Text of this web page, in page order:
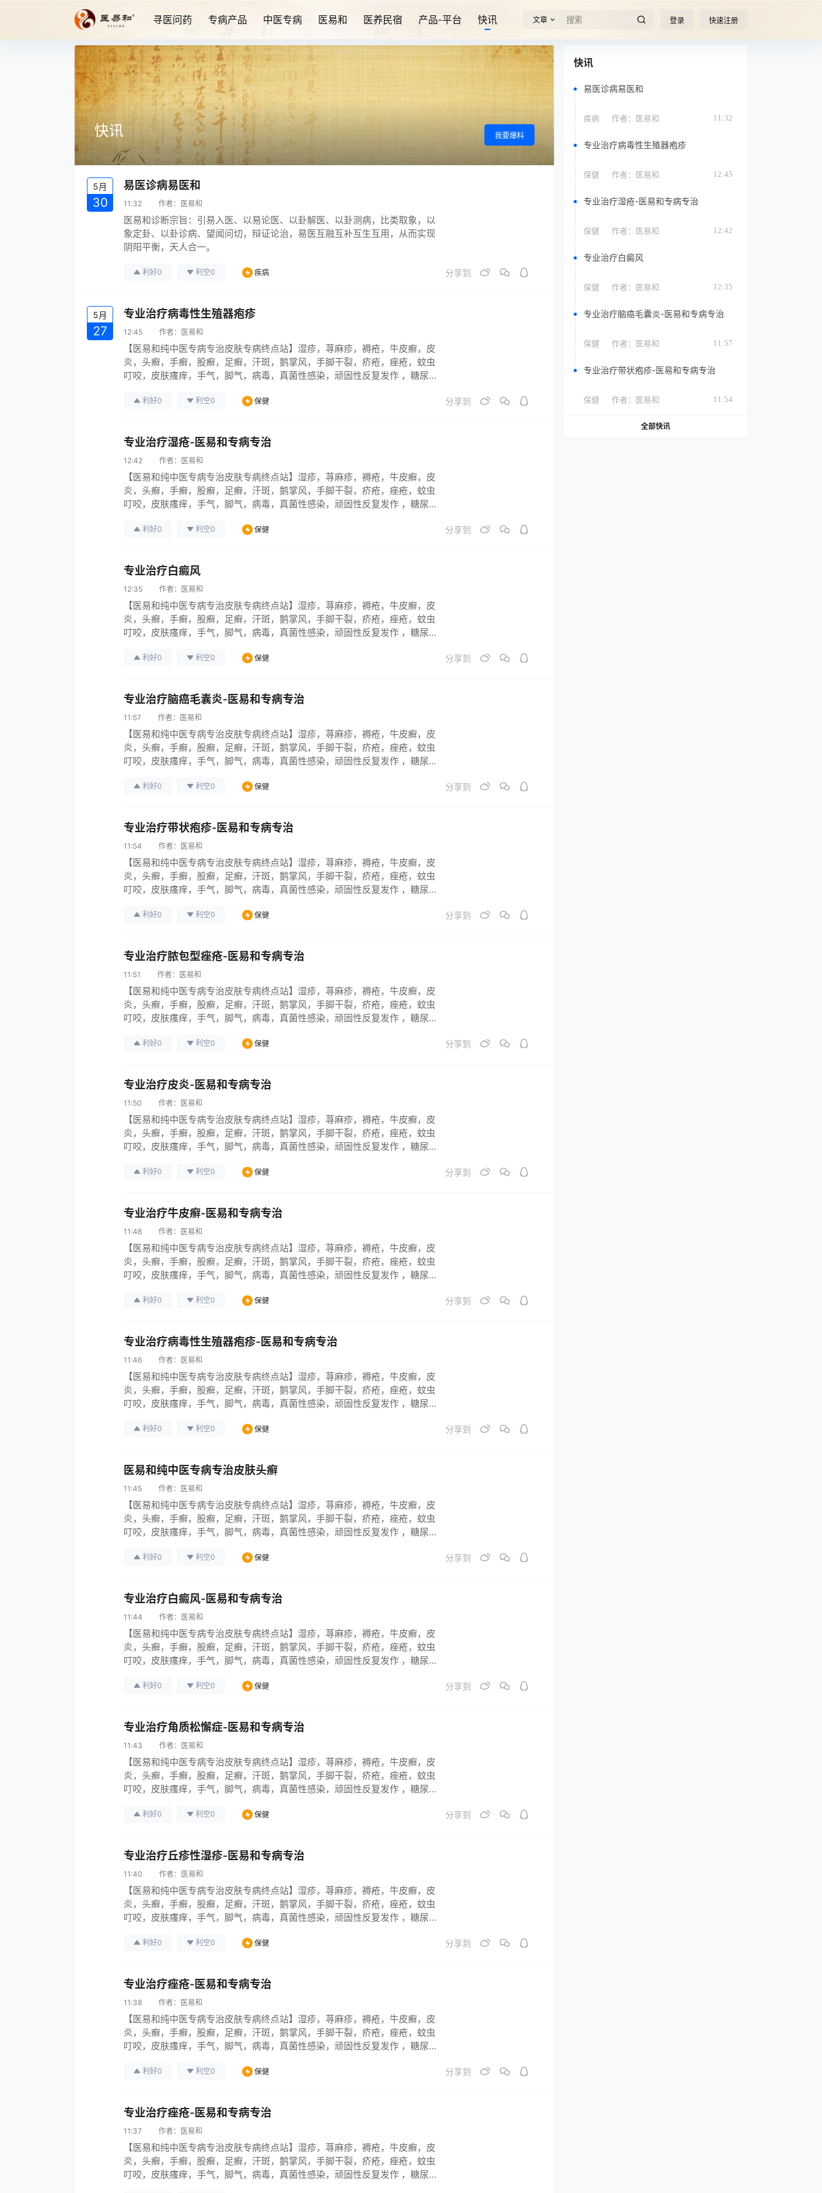
寻医问药 专病产品 中医专病 医易和 医养民宿 产品-平台 快讯 文章 登录 快速注册
快讯 我要爆料
5月
30
易医诊病易医和
11:32 作者： 医易和
医易和诊断宗旨：引易入医、以易论医、以卦解医、以卦测病，比类取象，以
象定卦、以卦诊病、望闻问切，辩证论治，易医互融互补互生互用，从而实现
阴阳平衡，天人合一。
利好0 利空0 疾病 分享到
5月
27
专业治疗病毒性生殖器疱疹
12:45 作者： 医易和
【医易和纯中医专病专治皮肤专病终点站】湿疹，荨麻疹，褥疮，牛皮癣，皮
炎，头癣，手癣，股癣，足癣，汗斑，鹅掌风，手脚干裂，疥疮，痤疮，蚊虫
叮咬，皮肤瘙痒，手气，脚气，病毒，真菌性感染，顽固性反复发作 ，糖尿病
皮肤病系列95％彻底治愈中医无难症。必须连续反馈跟踪，彻底痊愈！
利好0 利空0 保健 分享到
专业治疗湿疮-医易和专病专治
12:42 作者： 医易和
【医易和纯中医专病专治皮肤专病终点站】湿疹，荨麻疹，褥疮，牛皮癣，皮
炎，头癣，手癣，股癣，足癣，汗斑，鹅掌风，手脚干裂，疥疮，痤疮，蚊虫
叮咬，皮肤瘙痒，手气，脚气，病毒，真菌性感染，顽固性反复发作 ，糖尿病
皮肤病系列95％彻底治愈中医无难症。必须连续反馈跟踪，彻底痊愈！
利好0 利空0 保健 分享到
专业治疗白癜风
12:35 作者： 医易和
【医易和纯中医专病专治皮肤专病终点站】湿疹，荨麻疹，褥疮，牛皮癣，皮
炎，头癣，手癣，股癣，足癣，汗斑，鹅掌风，手脚干裂，疥疮，痤疮，蚊虫
叮咬，皮肤瘙痒，手气，脚气，病毒，真菌性感染，顽固性反复发作 ，糖尿病
皮肤病系列95％彻底治愈中医无难症。必须连续反馈跟踪，彻底痊愈！
利好0 利空0 保健 分享到
专业治疗脑癌毛囊炎-医易和专病专治
11:57 作者： 医易和
【医易和纯中医专病专治皮肤专病终点站】湿疹，荨麻疹，褥疮，牛皮癣，皮
炎，头癣，手癣，股癣，足癣，汗斑，鹅掌风，手脚干裂，疥疮，痤疮，蚊虫
叮咬，皮肤瘙痒，手气，脚气，病毒，真菌性感染，顽固性反复发作 ，糖尿病
皮肤病系列95％彻底治愈中医无难症。必须连续反馈跟踪，彻底痊愈！
利好0 利空0 保健 分享到
专业治疗带状疱疹-医易和专病专治
11:54 作者： 医易和
【医易和纯中医专病专治皮肤专病终点站】湿疹，荨麻疹，褥疮，牛皮癣，皮
炎，头癣，手癣，股癣，足癣，汗斑，鹅掌风，手脚干裂，疥疮，痤疮，蚊虫
叮咬，皮肤瘙痒，手气，脚气，病毒，真菌性感染，顽固性反复发作 ，糖尿病
皮肤病系列95％彻底治愈中医无难症。必须连续反馈跟踪，彻底痊愈！
利好0 利空0 保健 分享到
专业治疗脓包型痤疮-医易和专病专治
11:51 作者： 医易和
【医易和纯中医专病专治皮肤专病终点站】湿疹，荨麻疹，褥疮，牛皮癣，皮
炎，头癣，手癣，股癣，足癣，汗斑，鹅掌风，手脚干裂，疥疮，痤疮，蚊虫
叮咬，皮肤瘙痒，手气，脚气，病毒，真菌性感染，顽固性反复发作 ，糖尿病
皮肤病系列95％彻底治愈中医无难症。必须连续反馈跟踪，彻底痊愈！
利好0 利空0 保健 分享到
专业治疗皮炎-医易和专病专治
11:50 作者： 医易和
【医易和纯中医专病专治皮肤专病终点站】湿疹，荨麻疹，褥疮，牛皮癣，皮
炎，头癣，手癣，股癣，足癣，汗斑，鹅掌风，手脚干裂，疥疮，痤疮，蚊虫
叮咬，皮肤瘙痒，手气，脚气，病毒，真菌性感染，顽固性反复发作 ，糖尿病
皮肤病系列95％彻底治愈中医无难症。必须连续反馈跟踪，彻底痊愈！
利好0 利空0 保健 分享到
专业治疗牛皮癣-医易和专病专治
11:48 作者： 医易和
【医易和纯中医专病专治皮肤专病终点站】湿疹，荨麻疹，褥疮，牛皮癣，皮
炎，头癣，手癣，股癣，足癣，汗斑，鹅掌风，手脚干裂，疥疮，痤疮，蚊虫
叮咬，皮肤瘙痒，手气，脚气，病毒，真菌性感染，顽固性反复发作 ，糖尿病
皮肤病系列95％彻底治愈中医无难症。必须连续反馈跟踪，彻底痊愈！
利好0 利空0 保健 分享到
专业治疗病毒性生殖器疱疹-医易和专病专治
11:46 作者： 医易和
【医易和纯中医专病专治皮肤专病终点站】湿疹，荨麻疹，褥疮，牛皮癣，皮
炎，头癣，手癣，股癣，足癣，汗斑，鹅掌风，手脚干裂，疥疮，痤疮，蚊虫
叮咬，皮肤瘙痒，手气，脚气，病毒，真菌性感染，顽固性反复发作 ，糖尿病
皮肤病系列95％彻底治愈中医无难症。必须连续反馈跟踪，彻底痊愈！
利好0 利空0 保健 分享到
医易和纯中医专病专治皮肤头癣
11:45 作者： 医易和
【医易和纯中医专病专治皮肤专病终点站】湿疹，荨麻疹，褥疮，牛皮癣，皮
炎，头癣，手癣，股癣，足癣，汗斑，鹅掌风，手脚干裂，疥疮，痤疮，蚊虫
叮咬，皮肤瘙痒，手气，脚气，病毒，真菌性感染，顽固性反复发作 ，糖尿病
皮肤病系列95％彻底治愈中医无难症。必须连续反馈跟踪，彻底痊愈！
利好0 利空0 保健 分享到
专业治疗白癜风-医易和专病专治
11:44 作者： 医易和
【医易和纯中医专病专治皮肤专病终点站】湿疹，荨麻疹，褥疮，牛皮癣，皮
炎，头癣，手癣，股癣，足癣，汗斑，鹅掌风，手脚干裂，疥疮，痤疮，蚊虫
叮咬，皮肤瘙痒，手气，脚气，病毒，真菌性感染，顽固性反复发作 ，糖尿病
皮肤病系列95％彻底治愈中医无难症。必须连续反馈跟踪，彻底痊愈！
利好0 利空0 保健 分享到
专业治疗角质松懈症-医易和专病专治
11:43 作者： 医易和
【医易和纯中医专病专治皮肤专病终点站】湿疹，荨麻疹，褥疮，牛皮癣，皮
炎，头癣，手癣，股癣，足癣，汗斑，鹅掌风，手脚干裂，疥疮，痤疮，蚊虫
叮咬，皮肤瘙痒，手气，脚气，病毒，真菌性感染，顽固性反复发作 ，糖尿病
皮肤病系列95％彻底治愈中医无难症。必须连续反馈跟踪，彻底痊愈！
利好0 利空0 保健 分享到
专业治疗丘疹性湿疹-医易和专病专治
11:40 作者： 医易和
【医易和纯中医专病专治皮肤专病终点站】湿疹，荨麻疹，褥疮，牛皮癣，皮
炎，头癣，手癣，股癣，足癣，汗斑，鹅掌风，手脚干裂，疥疮，痤疮，蚊虫
叮咬，皮肤瘙痒，手气，脚气，病毒，真菌性感染，顽固性反复发作 ，糖尿病
皮肤病系列95％彻底治愈中医无难症。必须连续反馈跟踪，彻底痊愈！
利好0 利空0 保健 分享到
专业治疗痤疮-医易和专病专治
11:38 作者： 医易和
【医易和纯中医专病专治皮肤专病终点站】湿疹，荨麻疹，褥疮，牛皮癣，皮
炎，头癣，手癣，股癣，足癣，汗斑，鹅掌风，手脚干裂，疥疮，痤疮，蚊虫
叮咬，皮肤瘙痒，手气，脚气，病毒，真菌性感染，顽固性反复发作 ，糖尿病
皮肤病系列95％彻底治愈中医无难症。必须连续反馈跟踪，彻底痊愈！
利好0 利空0 保健 分享到
专业治疗痤疮-医易和专病专治
11:37 作者： 医易和
【医易和纯中医专病专治皮肤专病终点站】湿疹，荨麻疹，褥疮，牛皮癣，皮
炎，头癣，手癣，股癣，足癣，汗斑，鹅掌风，手脚干裂，疥疮，痤疮，蚊虫
叮咬，皮肤瘙痒，手气，脚气，病毒，真菌性感染，顽固性反复发作 ，糖尿病
快讯
易医诊病易医和
疾病 作者： 医易和 11:32
专业治疗病毒性生殖器疱疹
保健 作者： 医易和 12:45
专业治疗湿疮-医易和专病专治
保健 作者： 医易和 12:42
专业治疗白癜风
保健 作者： 医易和 12:35
专业治疗脑癌毛囊炎-医易和专病专治
保健 作者： 医易和 11:57
专业治疗带状疱疹-医易和专病专治
保健 作者： 医易和 11:54
全部快讯